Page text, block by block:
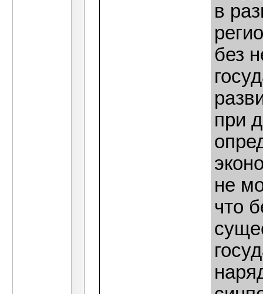
в
без
при
не
что